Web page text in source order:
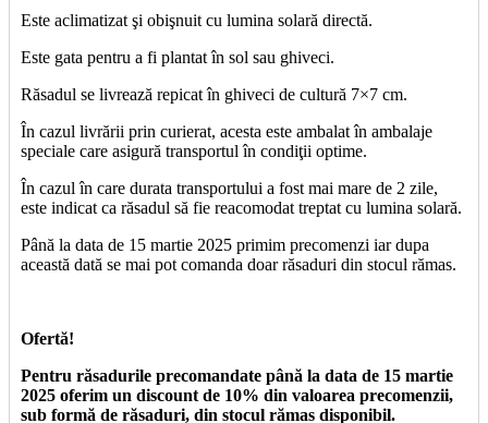
Este aclimatizat şi obişnuit cu lumina solară directă.
Este gata pentru a fi plantat în sol sau ghiveci.
Răsadul se livrează repicat în ghiveci de cultură 7×7 cm.
În cazul livrării prin curierat, acesta este ambalat în ambalaje
speciale care asigură transportul în condiţii optime.
În cazul în care durata transportului a fost mai mare de 2 zile,
este indicat ca răsadul să fie reacomodat treptat cu lumina solară.
Până la data de 15 martie 2025 primim precomenzi iar dupa
această dată se mai pot comanda doar răsaduri din stocul rămas.
Ofertă!
Pentru răsadurile precomandate până la data de 15 martie
2025 oferim un discount de 10% din valoarea precomenzii,
sub formă de răsaduri, din stocul rămas disponibil.